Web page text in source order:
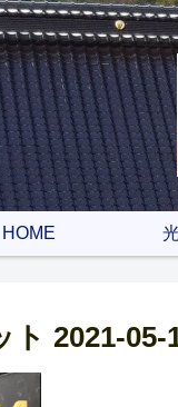
HOME
2021-05-